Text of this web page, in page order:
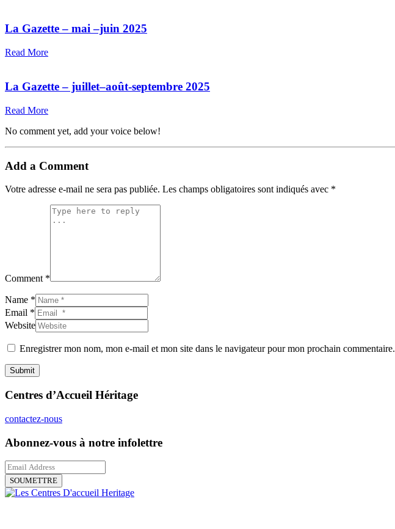
La Gazette – mai –juin 2025
Read More
La Gazette – juillet–août-septembre 2025
Read More
No comment yet, add your voice below!
Add a Comment
Votre adresse e-mail ne sera pas publiée. Les champs obligatoires sont indiqués avec *
Comment *
Name *
Email *
Website
Enregistrer mon nom, mon e-mail et mon site dans le navigateur pour mon prochain commentaire.
Submit
Centres d’Accueil Héritage
contactez-nous
Abonnez-vous à notre infolettre
SOUMETTRE